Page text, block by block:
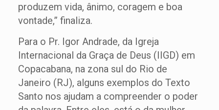
produzem vida, ânimo, coragem e boa
vontade,” finaliza.
Para o Pr. Igor Andrade, da Igreja
Internacional da Graça de Deus (IIGD) em
Copacabana, na zona sul do Rio de
Janeiro (RJ), alguns exemplos do Texto
Santo nos ajudam a compreender o poder